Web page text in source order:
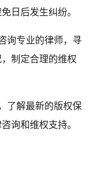
日后发生纠纷。
询专业的律师，寻
制定合理的维权
了解最新的版权保
询和维权支持。